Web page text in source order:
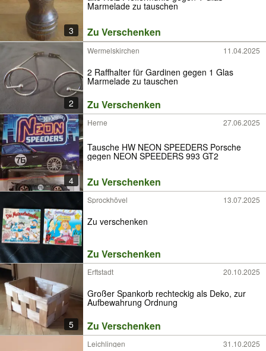
3
Marmelade zu tauschen
Zu Verschenken
2
Wermelskirchen 11.04.2025
2 Raffhalter für Gardinen gegen 1 Glas
Marmelade zu tauschen
Zu Verschenken
4
Herne 27.06.2025
Tausche HW NEON SPEEDERS Porsche
gegen NEON SPEEDERS 993 GT2
Zu Verschenken
Sprockhövel 13.07.2025
Zu verschenken
Zu Verschenken
5
Erftstadt 20.10.2025
Großer Spankorb rechteckig als Deko, zur
Aufbewahrung Ordnung
Zu Verschenken
Leichlingen 31.10.2025